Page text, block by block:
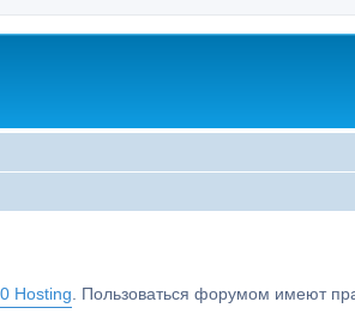
Hosting . Пользоваться форумом имеют